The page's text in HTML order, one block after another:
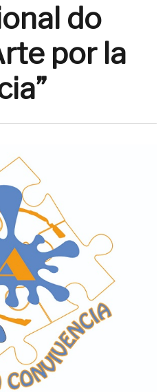
do
por la